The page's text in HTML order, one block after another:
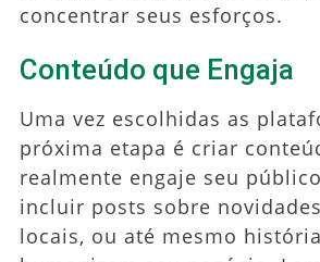
concentrar seus esforços.
Conteúdo que Engaja
Uma vez escolhidas as
próxima etapa é criar
realmente engaje seu
incluir posts sobre
locais, ou até mesmo